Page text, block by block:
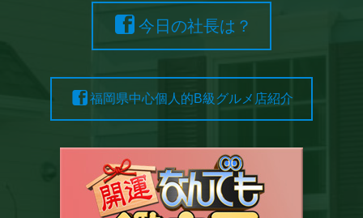
今日の社長は？
福岡県中心個人的B級グルメ店紹介